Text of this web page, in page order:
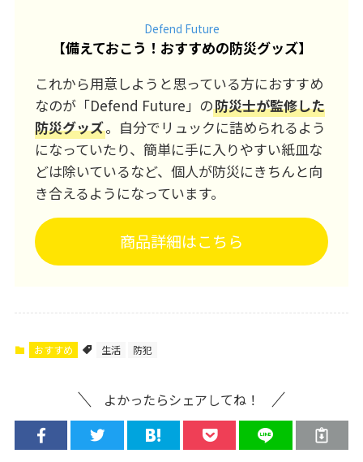
Defend Future
【備えておこう！おすすめの防災グッズ】
これから用意しようと思っている方におすすめ
なのが「Defend Future」の防災士が監修した
防災グッズ。自分でリュックに詰められるよう
になっていたり、簡単に手に入りやすい紙皿な
どは除いているなど、個人が防災にきちんと向
き合えるようになっています。
商品詳細はこちら
おすすめ 生活 防犯
よかったらシェアしてね！